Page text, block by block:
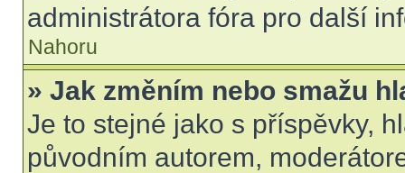
administrátora fóra pro další
Nahoru
» Jak změním nebo smažu
Je to stejné jako s příspěvky,
původním autorem,